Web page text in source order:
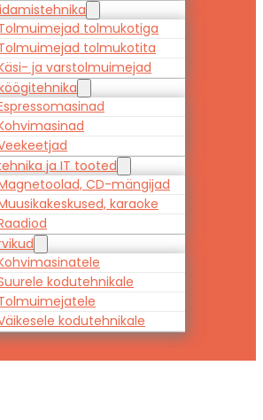
tolmukotiga
tolmukotita
ja varstolmuimejad
ja IT tooted
CD-mängijad
karaoke
kodutehnikale
kodutehnikale